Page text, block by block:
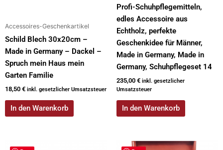
Accessoires-Geschenkartikel
Schild Blech 30x20cm –
Made in Germany – Dackel –
Spruch mein Haus mein
Garten Familie
18,50 € inkl. gesetzlicher Umsatzsteuer
In den Warenkorb
Profi-Schuhpflegemitteln,
edles Accessoire aus
Echtholz, perfekte
Geschenkidee für Männer,
Made in Germany, Made in
Germany, Schuhpflegeset 14
235,00 € inkl. gesetzlicher
Umsatzsteuer
In den Warenkorb